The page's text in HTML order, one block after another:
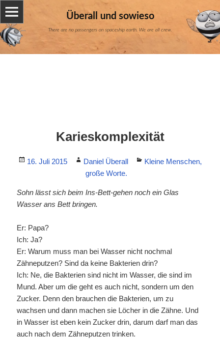
Überall und sowieso
There are no passengers on spaceship earth. We are all crew.
Karieskomplexität
Posted
16. Juli 2015 Author
Daniel Überall Categories
Kleine Menschen,
große Worte.
Sohn lässt sich beim Ins-Bett-gehen noch ein Glas
Wasser ans Bett bringen.
Er: Papa?
Ich: Ja?
Er: Warum muss man bei Wasser nicht nochmal
Zähneputzen? Sind da keine Bakterien drin?
Ich: Ne, die Bakterien sind nicht im Wasser, die sind im
Mund. Aber um die geht es auch nicht, sondern um den
Zucker. Denn den brauchen die Bakterien, um zu
wachsen und dann machen sie Löcher in die Zähne. Und
in Wasser ist eben kein Zucker drin, darum darf man das
auch nach dem Zähneputzen trinken.